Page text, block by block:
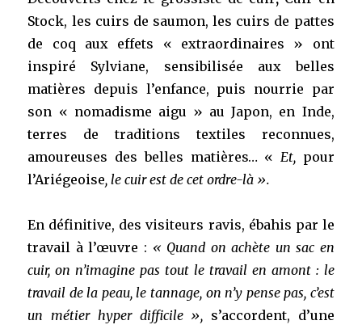
Stock, les cuirs de saumon, les cuirs de pattes
de coq aux effets « extraordinaires » ont
inspiré Sylviane, sensibilisée aux belles
matières depuis l’enfance, puis nourrie par
son « nomadisme aigu » au Japon, en Inde,
terres de traditions textiles reconnues,
amoureuses des belles matières… « Et, pour
l’Ariégeoise, le cuir est de cet ordre-là ».
En définitive, des visiteurs ravis, ébahis par le
travail à l’œuvre : « Quand on achète un sac en
cuir, on n’imagine pas tout le travail en amont : le
travail de la peau, le tannage, on n’y pense pas, c’est
un métier hyper difficile », s’accordent, d’une